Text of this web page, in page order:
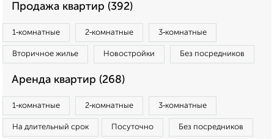
Продажа квартир (392)
1‑комнатные 2‑комнатные 3‑комнатные
Вторичное жилье Новостройки Без посредников
Аренда квартир (268)
1‑комнатные 2‑комнатные 3‑комнатные
На длительный срок Посуточно Без посредников